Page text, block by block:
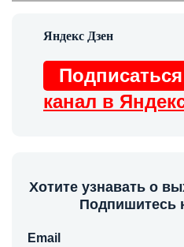
Подписаться
канал в
Хотите узнавать о
Подпишитесь
Email